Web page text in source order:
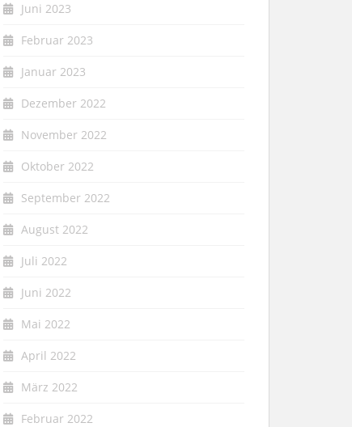
Juni 2023
Februar 2023
Januar 2023
Dezember 2022
November 2022
Oktober 2022
September 2022
August 2022
Juli 2022
Juni 2022
Mai 2022
April 2022
März 2022
Februar 2022